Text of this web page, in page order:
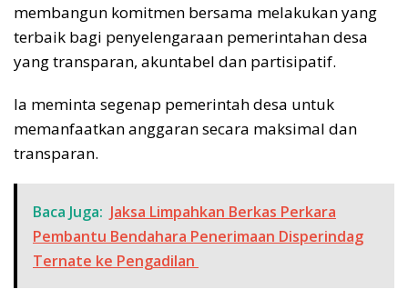
membangun komitmen bersama melakukan yang
terbaik bagi penyelengaraan pemerintahan desa
yang transparan, akuntabel dan partisipatif.
Ia meminta segenap pemerintah desa untuk
memanfaatkan anggaran secara maksimal dan
transparan.
Baca Juga: Jaksa Limpahkan Berkas Perkara
Pembantu Bendahara Penerimaan Disperindag
Ternate ke Pengadilan